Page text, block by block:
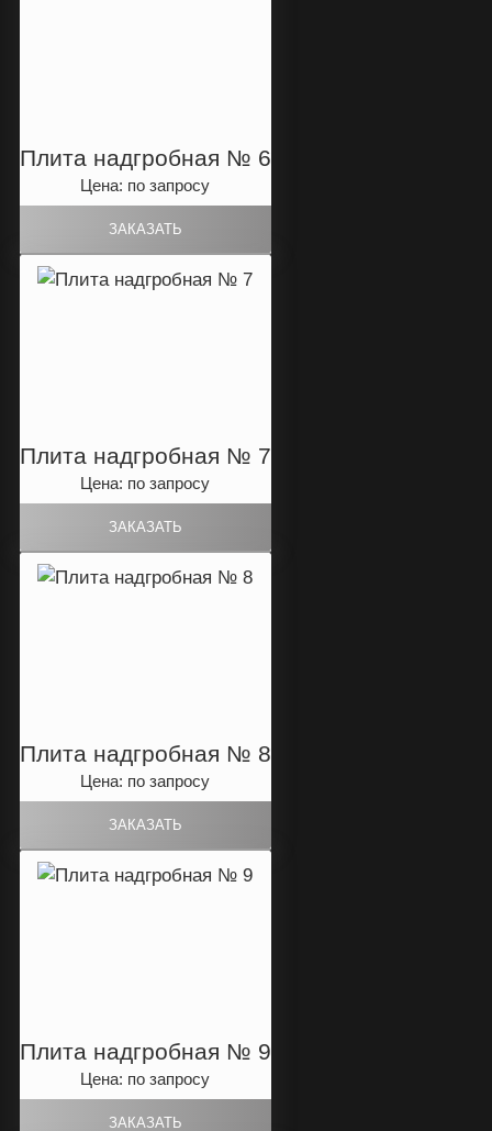
Плита надгробная № 6
Цена: по запросу
Плита надгробная № 7
Цена: по запросу
Плита надгробная № 8
Цена: по запросу
Плита надгробная № 9
Цена: по запросу